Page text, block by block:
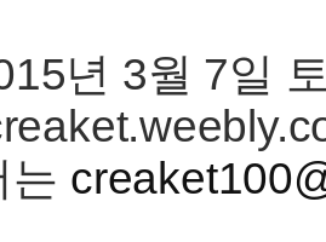
년 3월 7일
는